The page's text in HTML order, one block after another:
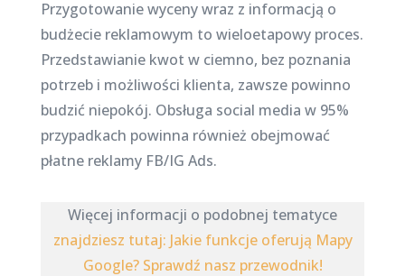
Przygotowanie wyceny wraz z informacją o
budżecie reklamowym to wieloetapowy proces.
Przedstawianie kwot w ciemno, bez poznania
potrzeb i możliwości klienta, zawsze powinno
budzić niepokój. Obsługa social media w 95%
przypadkach powinna również obejmować
płatne reklamy FB/IG Ads.
Więcej informacji o podobnej tematyce
znajdziesz tutaj: Jakie funkcje oferują Mapy
Google? Sprawdź nasz przewodnik!